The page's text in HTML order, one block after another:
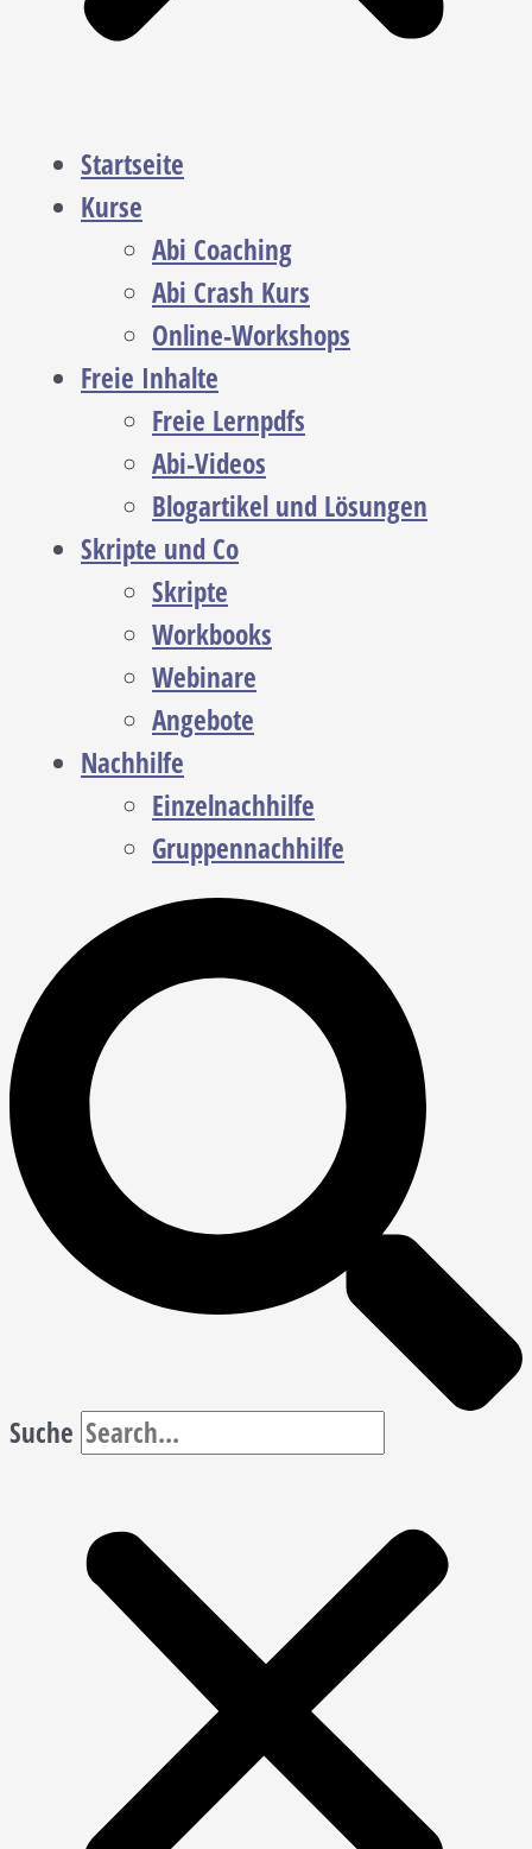
Startseite
Kurse
Abi Coaching
Abi Crash Kurs
Online-Workshops
Freie Inhalte
Freie Lernpdfs
Abi-Videos
Blogartikel und Lösungen
Skripte und Co
Skripte
Workbooks
Webinare
Angebote
Nachhilfe
Einzelnachhilfe
Gruppennachhilfe
Suche